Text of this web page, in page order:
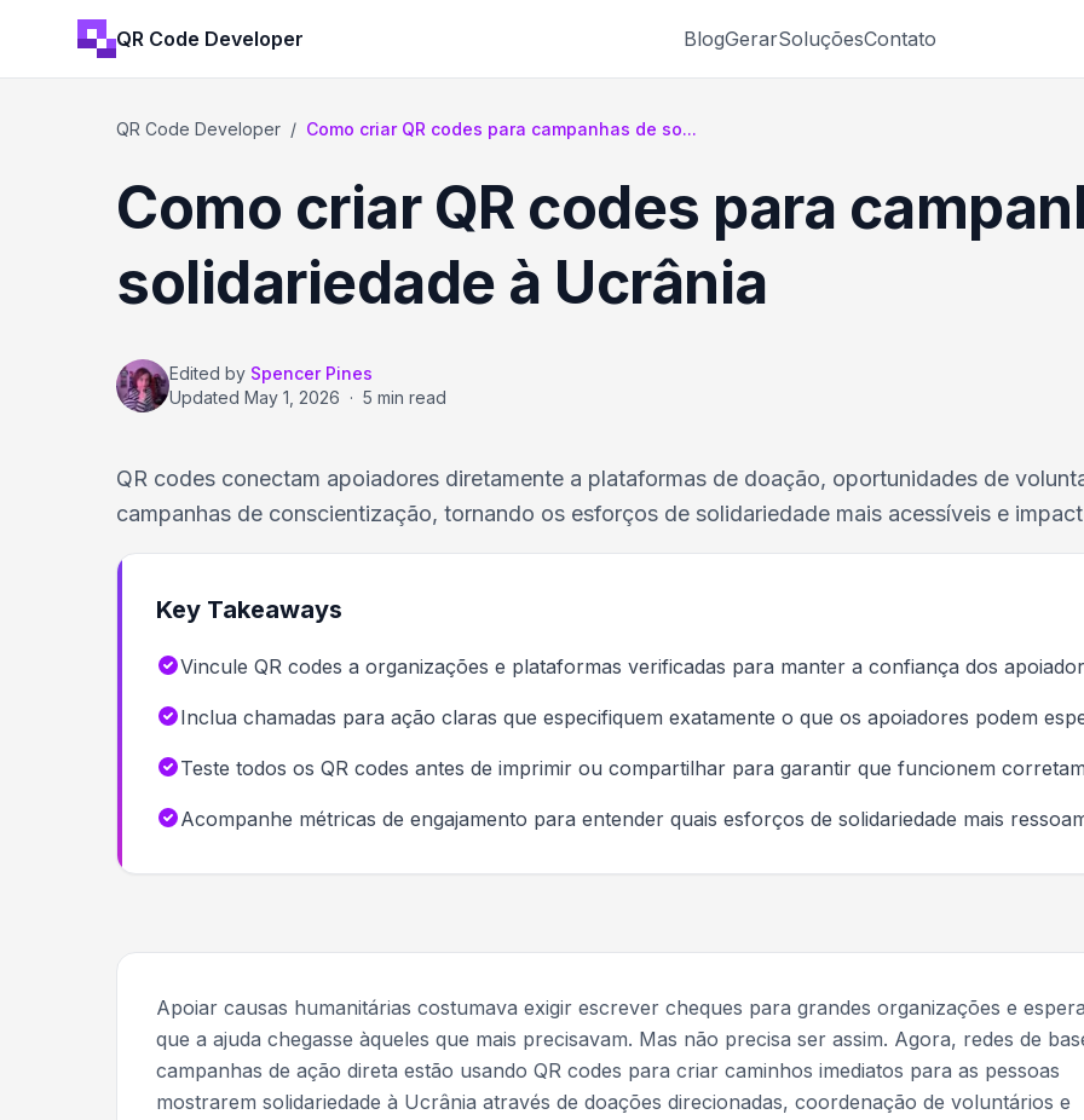
QR Code Developer BlogGerarSoluçõesContato
QR Code Developer / Como criar QR codes para campanhas de so...
Como criar QR codes para
solidariedade à Ucrânia
Edited by Spencer Pines
Updated May 1, 2026 · 5 min read
QR codes conectam apoiadores diretamente a plataformas de doação, oportunidades de
campanhas de conscientização, tornando os esforços de solidariedade mais acessíveis e
Key Takeaways
Vincule QR codes a organizações e plataformas verificadas para manter a confiança dos
Inclua chamadas para ação claras que especifiquem exatamente o que os apoiadores podem
Teste todos os QR codes antes de imprimir ou compartilhar para garantir que funcionem
Acompanhe métricas de engajamento para entender quais esforços de solidariedade mais
Apoiar causas humanitárias costumava exigir escrever cheques para grandes organizações e
que a ajuda chegasse àqueles que mais precisavam. Mas não precisa ser assim. Agora, redes de
campanhas de ação direta estão usando QR codes para criar caminhos imediatos para as pessoas
mostrarem solidariedade à Ucrânia através de doações direcionadas, coordenação de voluntários e